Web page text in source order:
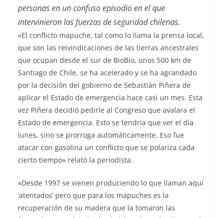
personas en un confuso episodio en el que
intervinieron las fuerzas de seguridad chilenas.
«El conflicto mapuche, tal como lo llama la prensa local,
que son las reivindicaciones de las tierras ancestrales
que ocupan desde el sur de BioBío, unos 500 km de
Santiago de Chile, se ha acelerado y se ha agrandado
por la decisión del gobierno de Sebastián Piñera de
aplicar el Estado de emergencia hace casi un mes. Esta
vez Piñera decidió pedirle al Congreso que avalara el
Estado de emergencia. Esto se tendría que ver el día
lunes, sino se prorroga automáticamente. Eso fue
atacar con gasolina un conflicto que se polariza cada
cierto tiempo» relató la periodista.
«Desde 1997 se vienen produciendo lo que llaman aquí
‘atentados’ pero que para los mapuches es la
recuperación de su madera que la tomaron las